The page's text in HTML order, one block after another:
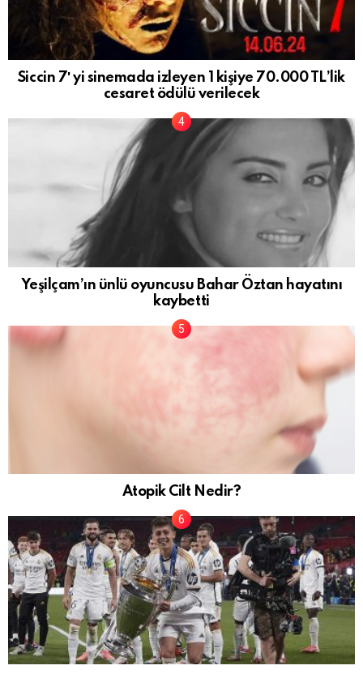
Siccin 7′ yi sinemada izleyen 1 kişiye 70.000 TL’lik
cesaret ödülü verilecek
Yeşilçam’ın ünlü oyuncusu Bahar Öztan hayatını
kaybetti
Atopik Cilt Nedir?